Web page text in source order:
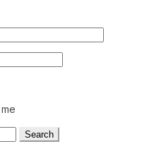
Search